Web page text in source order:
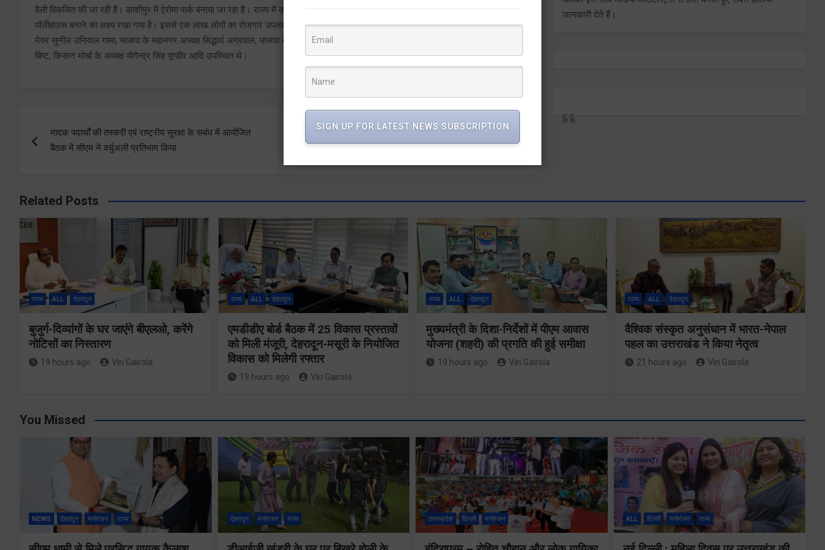
वैली विकसित की जा रही हैं। काशीपुर में ऐरोमा पार्क बनाया जा रहा है। राज्य में कलस्टर आधारित खेती को बढ़ावा दिया जा रहा है। 01 साल में 18 हजार
पॉलीहाउस बनाने का लक्ष्य रखा गया है। इससे एक लाख लोगों का रोजगार उपलब्ध होगा। इस अवसर पर विधायक विनोद चमोली, खजानदास, सविता कपूर,
मेयर सुनील उनियाल गामा, भाजपा के महानगर अध्यक्ष सिद्धार्थ अग्रवाल, भाजपा नेता अनिल गोयल, अध्यक्ष मण्डी समिति कुलदीप बुटोला, उपाध्यक्ष त्रिलोक सिंह
बिष्ट, किसान मोर्चा के अध्यक्ष योगेन्द्र सिंह पूण्डीर आदि उपस्थित थे।
navigation
मादक पदार्थों की तस्करी एवं राष्ट्रीय सुरक्षा के सबंध में आयोजित
बैठक में सीएम ने वर्चुअली प्रतिभाग किया
कृषि मंत्री गणेश जोशी ने हरेला पर्व पर पंतनगर विश्वविद्यालय परिसर
में किया पौधारोपण
जानकारी देते हैं।
Related Posts
राज्य ALL देहरादून
बुजुर्ग-दिव्यांगों के घर जाएंगे बीएलओ, करेंगे
नोटिसों का निस्तारण
19 hours ago Viri Gairola
राज्य ALL देहरादून
एमडीडीए बोर्ड बैठक में 25 विकास प्रस्तावों
को मिली मंजूरी, देहरादून-मसूरी के नियोजित
विकास को मिलेगी रफ्तार
19 hours ago Viri Gairola
राज्य ALL देहरादून
मुख्यमंत्री के दिशा-निर्देशों में पीएम आवास
योजना (शहरी) की प्रगति की हुई समीक्षा
19 hours ago Viri Gairola
राज्य ALL देहरादून
वैश्विक संस्कृत अनुसंधान में भारत-नेपाल
पहल का उत्तराखंड ने किया नेतृत्व
21 hours ago Viri Gairola
You Missed
NEWS देहरादून मनोरंजन राज्य देहरादून मनोरंजन राज्य उत्तरप्रदेश दिल्ली मनोरंजन ALL दिल्ली मनोरंजन राज्य
वैश्विक संस्कृत
अनुसंधान में
बुजुर्ग-दिव्यांगों के
घर जाएंगे
बीएलओ, करेंगे
एमडीडीए बोर्ड
बैठक में 25
विकास प्रस्तावों
को मिली मंजूरी,
देहरादून-मसूरी के
SIGN UP FOR LATEST NEWS SUBSCRIPTION